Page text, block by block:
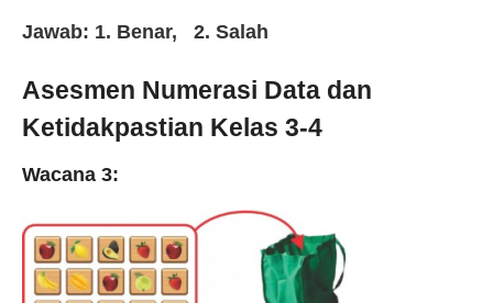
Jawab: 1. Benar, 2. Salah
Asesmen Numerasi Data dan
Ketidakpastian Kelas 3-4
Wacana 3: